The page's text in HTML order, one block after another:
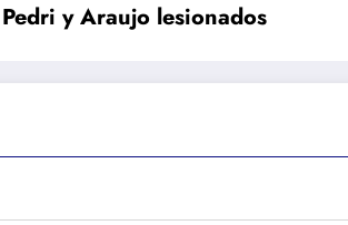
y Araujo lesionados